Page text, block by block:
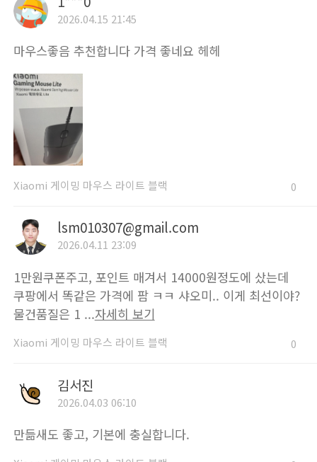
2026.04.15 21:45
마우스좋음 추천합니다 가격 좋네요 헤헤
Xiaomi 게이밍 마우스 라이트 블랙 0
lsm010307@gmail.com
2026.04.11 23:09
1만원쿠폰주고, 포인트 매겨서 14000원정도에 샀는데
쿠팡에서 똑같은 가격에 팜 ㅋㅋ 샤오미.. 이게 최선이야?
물건품질은 1 ...자세히 보기
Xiaomi 게이밍 마우스 라이트 블랙 0
김서진
2026.04.03 06:10
만듦새도 좋고, 기본에 충실합니다.